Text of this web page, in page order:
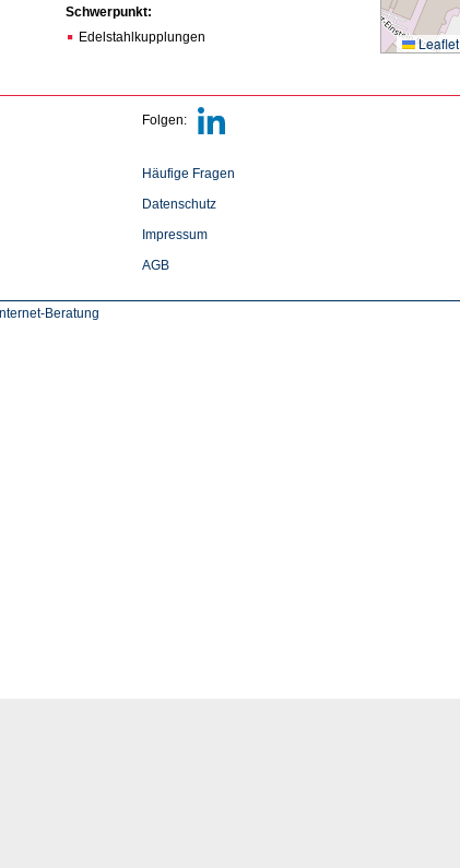
Leaflet
Schwerpunkt:
Edelstahlkupplungen
Folgen:
Häufige Fragen
Datenschutz
Impressum
AGB
Beratung